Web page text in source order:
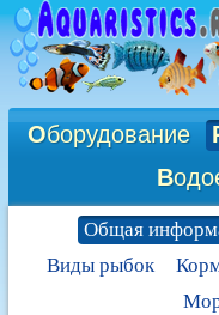
Оборудование
В
Общая
Виды рыбок